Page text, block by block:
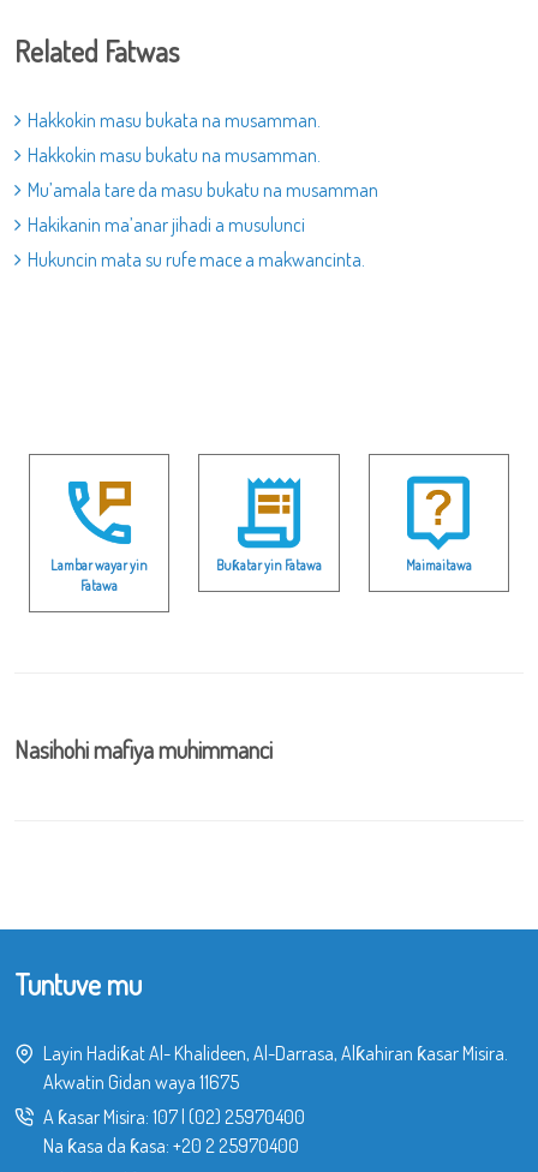
Related Fatwas
Hakkokin masu bukata na musamman.
Hakkokin masu bukatu na musamman.
Mu’amala tare da masu bukatu na musamman
Hakikanin ma’anar jihadi a musulunci
Hukuncin mata su rufe mace a makwancinta.
Lambar wayar yin
Fatawa
Buƙatar yin Fatawa Maimaitawa
Nasihohi mafiya muhimmanci
Tuntuve mu
Layin Hadiƙat Al- Khalideen, Al-Darrasa, Alƙahiran ƙasar Misira.
Akwatin Gidan waya 11675
A ƙasar Misira: 107| (02) 25970400
Na ƙasa da ƙasa: +20 2 25970400